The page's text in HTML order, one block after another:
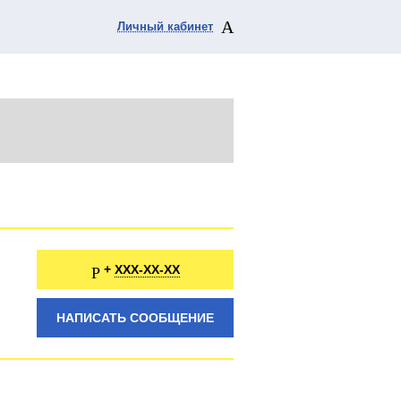
Личный кабинет
+ XXX-XX-XX
НАПИСАТЬ СООБЩЕНИЕ